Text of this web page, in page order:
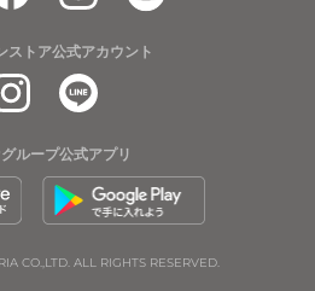
ストア公式アカウント
ループ公式アプリ
CO.,LTD. ALL RIGHTS RESERVED.